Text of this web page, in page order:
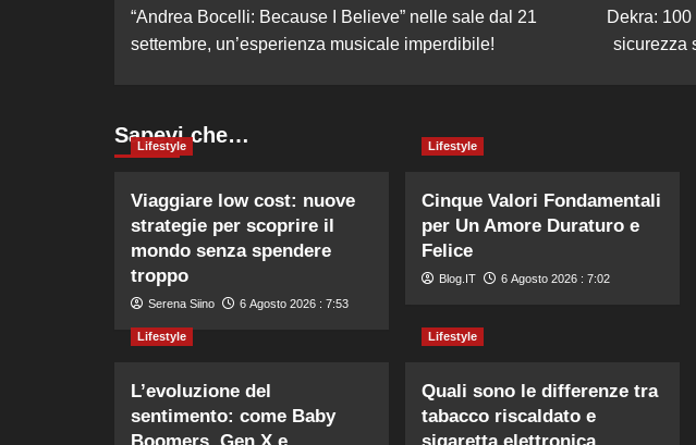
articolo
“Andrea Bocelli: Because I Believe” nelle sale dal 21
settembre, un’esperienza musicale imperdibile!
Dekra:
sicurezza
Sapevi che…
Lifestyle
Viaggiare low cost: nuove
strategie per scoprire il
mondo senza spendere
troppo
Serena Siino 6 Agosto 2026 : 7:53
Lifestyle
Cinque Valori Fondamentali
per Un Amore Duraturo e
Felice
Blog.IT 6 Agosto 2026 : 7:02
Lifestyle
L’evoluzione del
sentimento: come Baby
Boomers, Gen X e
Lifestyle
Quali sono le differenze tra
tabacco riscaldato e
sigaretta elettronica